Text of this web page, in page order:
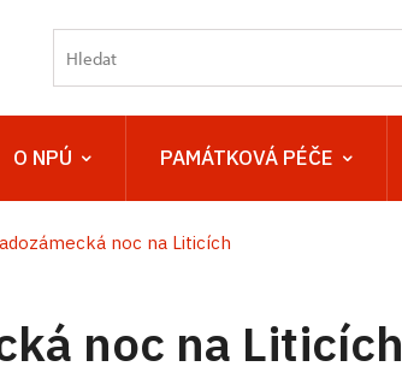
O NPÚ PAMÁTKOVÁ PÉČE
noc na Liticích
noc na Liticích